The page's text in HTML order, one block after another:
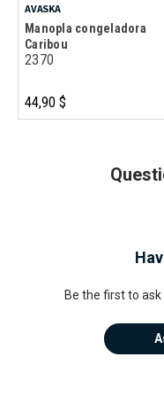
AVASKA
Manopla congeladora
Caribou
2370
44,90 $
Be the first to